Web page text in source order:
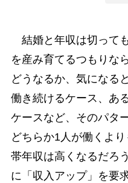
結婚と年収は切って
を産み育てるつもりな
どうなるか、気になる
働き続けるケース、あ
ケースなど、そのパタ
どちらか1人が働くよ
帯年収は高くなるだろ
に「収入アップ」を要